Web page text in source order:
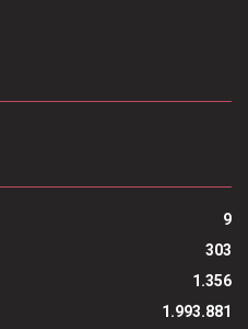
9
303
1.356
1.993.881